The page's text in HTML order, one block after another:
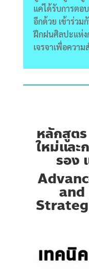
แค่ได้รับการตอ
อีกด้วย เข้าร่วม
ฝึกฝนศิลปะแห่ง
เจรจาเพื่อความ
หลักสูต
ใหม่และ
รอง